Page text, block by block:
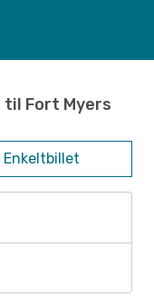
Fort Myers
Enkeltbillet